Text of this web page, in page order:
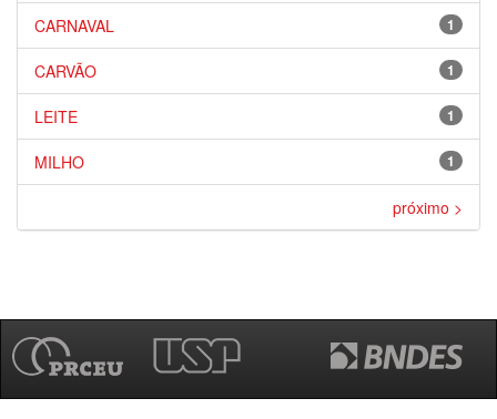
1
CARNAVAL
1
CARVÃO
1
LEITE
1
MILHO
próximo >